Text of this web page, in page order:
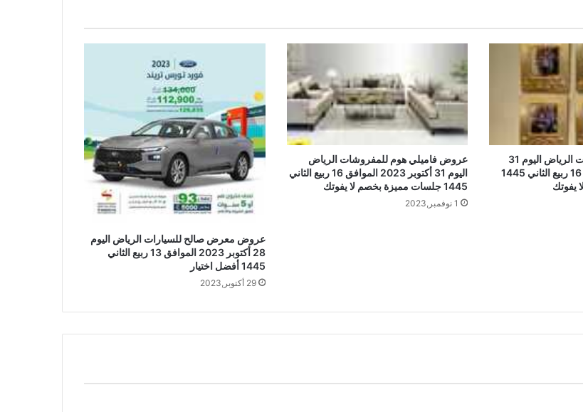
عروض سيا للمفروشات الرياض اليوم 31
أكتوبر 2023 الموافق 16 ربيع الثاني 1445
يفوتك
عروض فاميلي هوم للمفروشات الرياض
اليوم 31 أكتوبر 2023 الموافق 16 ربيع الثاني
1445 جلسات مميزة بخصم لا يفوتك
1 نوفمبر,2023
عروض معرض صالح للسيارات الرياض اليوم
28 أكتوبر 2023 الموافق 13 ربيع الثاني
1445 أفضل اختيار
29 أكتوبر,2023